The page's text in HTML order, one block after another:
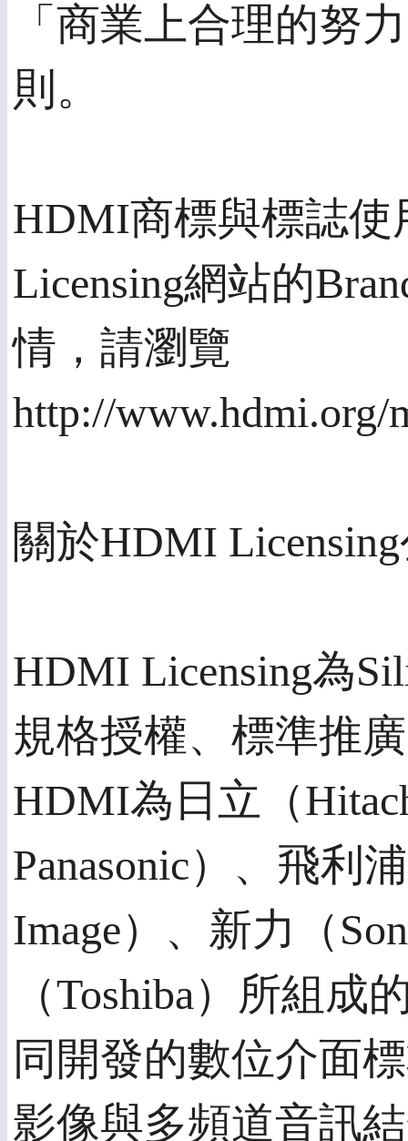
「商業上合理的努
則。
HDMI商標與標誌
Licensing網站的
情，請瀏覽
http://www.hdmi.org/
關於HDMI
HDMI Licensing為
規格授權、標準推
HDMI為日立（
Panasonic）、飛利
Image）、新力（
（Toshiba）所組
同開發的數位介面
影像與多頻道音訊